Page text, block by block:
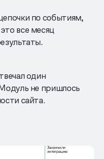
по событиям,
все месяц
один
не пришлось
сайта.